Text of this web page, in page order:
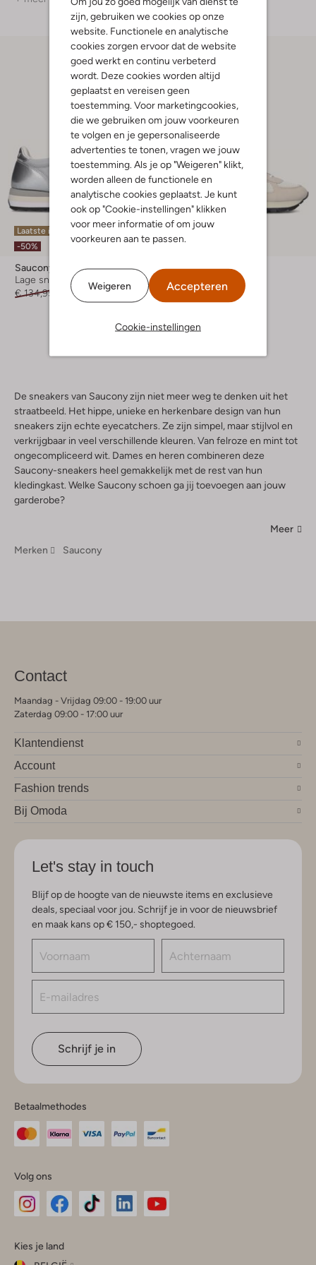
zijn, gebruiken we cookies op onze
website. Functionele en analytische
cookies zorgen ervoor dat de website
goed werkt en continu verbeterd
wordt. Deze cookies worden altijd
geplaatst en vereisen geen
toestemming. Voor marketingcookies,
die we gebruiken om jouw voorkeuren
te volgen en je gepersonaliseerde
advertenties te tonen, vragen we jouw
toestemming. Als je op "Weigeren" klikt,
worden alleen de functionele en
analytische cookies geplaatst. Je kunt
ook op "Cookie-instellingen" klikken
voor meer informatie of om jouw
voorkeuren aan te passen.
Weigeren Accepteren
Cookie-instellingen
Laatste item
-50%
Saucony
Lage sneakers
€ 134,95
€ 66,99
Laatste maten
Saucony
Lage sneakers
€ 134,95 € 66,99
De sneakers van Saucony zijn niet meer weg te denken uit het
straatbeeld. Het hippe, unieke en herkenbare design van hun
sneakers zijn echte eyecatchers. Ze zijn simpel, maar stijlvol en
verkrijgbaar in veel verschillende kleuren. Van felroze en mint tot
ongecompliceerd wit. Dames en heren combineren deze
Saucony-sneakers heel gemakkelijk met de rest van hun
kledingkast. Welke Saucony schoen ga jij toevoegen aan jouw
garderobe?
Meer
Merken
Saucony
Contact
Maandag - Vrijdag 09:00 - 19:00 uur
Zaterdag 09:00 - 17:00 uur
Klantendienst
Account
Fashion trends
Bij Omoda
Let's stay in touch
Blijf op de hoogte van de nieuwste items en exclusieve
deals, speciaal voor jou. Schrijf je in voor de nieuwsbrief
en maak kans op € 150,- shoptegoed.
Schrijf je in
Betaalmethodes
Volg ons
InstagramFacebook
Kies je land